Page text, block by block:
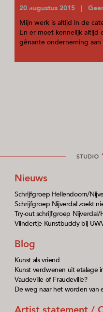
20 augustus 2015 |
Mijn werk is altijd in de
En er moet kennelijk altijd
gênante onderneming aan
Nieuws
Schrijfgroep Hellendoorn/
Schrijfgroep Nijverdal zoekt
Try-out schrijfgroep Nijverdal/
Vlindertje Kunstbuddy bij
Blog
Kunst als vriend
Kunst verdwenen uit etalage
Vaudeville of Fraudeville?
De weg naar het worden van